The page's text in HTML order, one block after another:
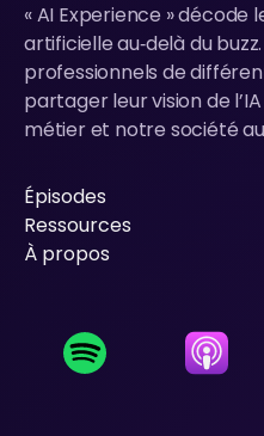
« AI Experience »
artificielle au‑delà du
professionnels de
partager leur vision de
métier et notre société
Épisodes
Épisodes
Ressources
Ressources
À propos